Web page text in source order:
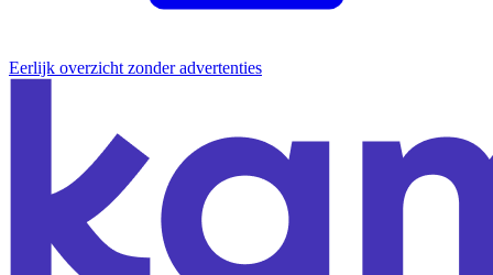
Eerlijk overzicht zonder advertenties